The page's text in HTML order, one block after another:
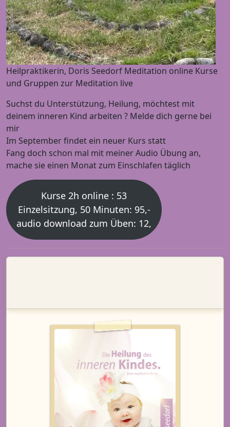
Heilpraktikerin, Doris Seedorf Meditation online Kurse
und Gruppen zur Meditation live
Suchst du Unterstützung, Heilung, möchtest mit
deinem inneren Kind arbeiten ? Melde dich gerne bei
mir
Im September findet ein neuer Kurs statt
Fang doch schon mal mit meiner Audio Übung an,
mache sie einen Monat zum Einschlafen täglich
Kurse 2h online : 53
Einzelsitzung, 50 Minuten: 95,-
audio download zum Üben: 12,